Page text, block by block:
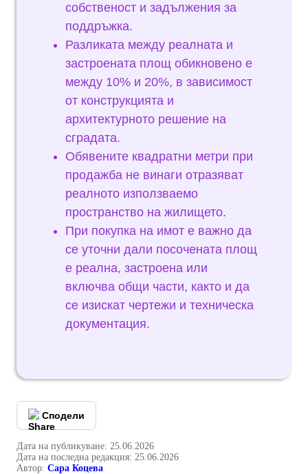
собственост и задължения за
поддръжка.
Разликата между реалната и
застроената площ обикновено е
между 10% и 20%, в зависимост
от конструкцията и
архитектурното решение на
сградата.
Обявените квадратни метри при
продажба не винаги отразяват
реалното използваемо
пространство на жилището.
При покупка на имот е важно да
се уточни дали посочената площ
е реална, застроена или
включва общи части, както и да
се изискат чертежи и техническа
документация.
Сподели
Дата на публикуване: 25.06.2026
Дата на последна редакция: 25.06.2026
Автор: Сара Коцева